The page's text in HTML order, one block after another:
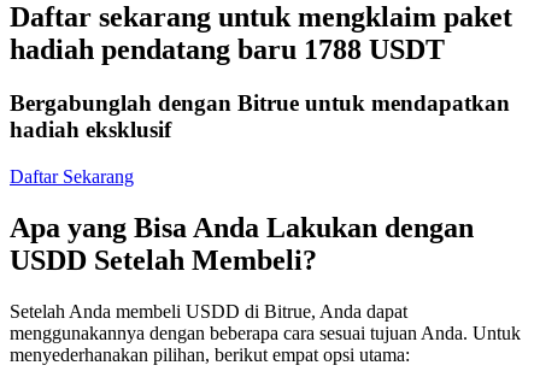
Daftar sekarang untuk mengklaim paket
hadiah pendatang baru 1788 USDT
Bergabunglah dengan Bitrue untuk mendapatkan
hadiah eksklusif
Daftar Sekarang
Apa yang Bisa Anda Lakukan dengan
USDD Setelah Membeli?
Setelah Anda membeli USDD di Bitrue, Anda dapat
menggunakannya dengan beberapa cara sesuai tujuan Anda. Untuk
menyederhanakan pilihan, berikut empat opsi utama: